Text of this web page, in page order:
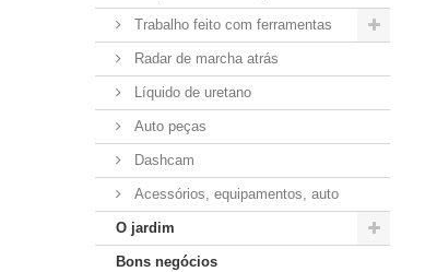
Trabalho feito com ferramentas
Radar de marcha atrás
Líquido de uretano
Auto peças
Dashcam
Acessórios, equipamentos, auto
O jardim
Bons negócios